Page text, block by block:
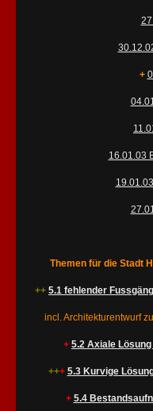
+
16.01.03
Themen für die Stadt
++ 5.1 fehlender
incl. Architekturentwurf
+ 5.2 Axiale
+++ 5.3 Kurvige
+ 5.4